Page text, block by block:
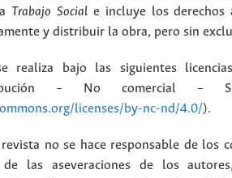
Trabajo Social e incluye los derechos
y distribuir la obra, pero sin
realiza bajo las siguientes
– No comercial –
licenses/by-nc-nd/4.0/).
no se hace responsable de los
las aseveraciones de los